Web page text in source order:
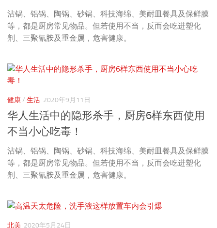
沾锅、铝锅、陶锅、砂锅、科技海绵、美耐皿餐具及保鲜膜
等，都是厨房常见物品。但若使用不当，反而会吃进塑化
剂、三聚氰胺及重金属，危害健康。
健康/ 生活 2020年9月11日
华人生活中的隐形杀手，厨房6样东西使用
不当小心吃毒！
沾锅、铝锅、陶锅、砂锅、科技海绵、美耐皿餐具及保鲜膜
等，都是厨房常见物品。但若使用不当，反而会吃进塑化
剂、三聚氰胺及重金属，危害健康。
北美 2020年5月24日